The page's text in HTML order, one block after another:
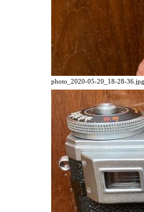
photo_2020-05-20_18-28-